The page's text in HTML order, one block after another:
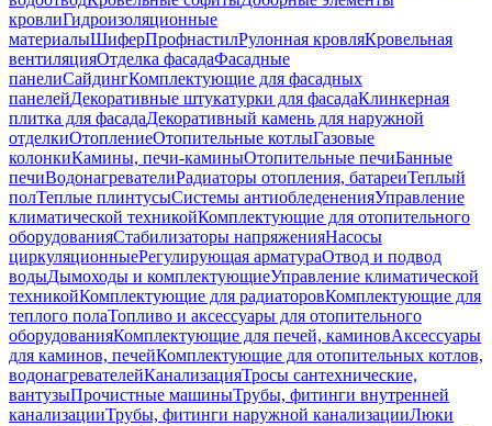
кровлиГидроизоляционные
материалыШиферПрофнастилРулонная кровляКровельная
вентиляцияОтделка фасадаФасадные
панелиСайдингКомплектующие для фасадных
панелейДекоративные штукатурки для фасадаКлинкерная
плитка для фасадаДекоративный камень для наружной
отделкиОтоплениеОтопительные котлыГазовые
колонкиКамины, печи-каминыОтопительные печиБанные
печиВодонагревателиРадиаторы отопления, батареиТеплый
полТеплые плинтусыСистемы антиобледененияУправление
климатической техникойКомплектующие для отопительного
оборудованияСтабилизаторы напряженияНасосы
циркуляционныеРегулирующая арматураОтвод и подвод
водыДымоходы и комплектующиеУправление климатической
техникойКомплектующие для радиаторовКомплектующие для
теплого полаТопливо и аксессуары для отопительного
оборудованияКомплектующие для печей, каминовАксессуары
для каминов, печейКомплектующие для отопительных котлов,
водонагревателейКанализацияТросы сантехнические,
вантузыПрочистные машиныТрубы, фитинги внутренней
канализацииТрубы, фитинги наружной канализацииЛюки